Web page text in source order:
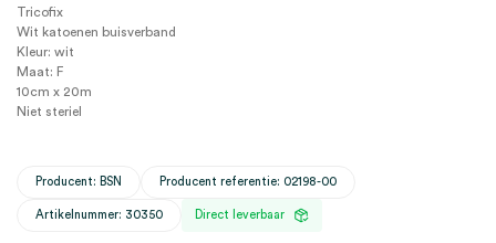
Tricofix
Wit katoenen buisverband
Kleur: wit
Maat: F
10cm x 20m
Niet steriel
Producent: BSN Producent referentie: 02198-00
Artikelnummer: 30350 Direct leverbaar